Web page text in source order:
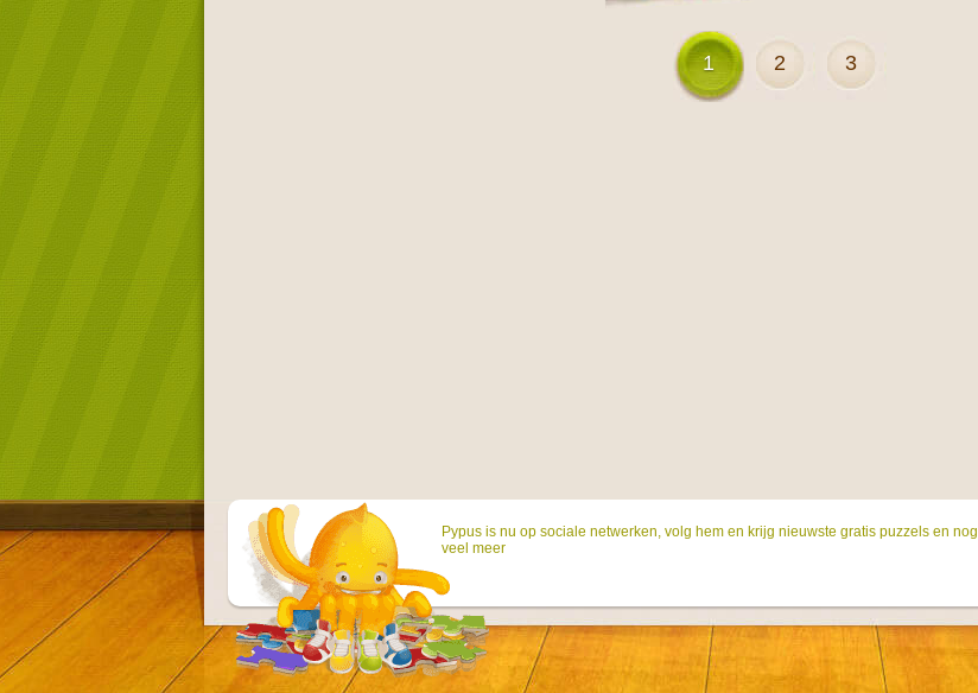
1 2 3
Pypus is nu op sociale netwerken, volg hem en krijg nieuwste gratis puzzels en nog
veel meer